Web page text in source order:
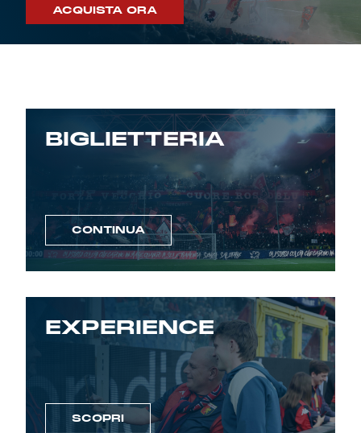
ACQUISTA ORA
BIGLIETTERIA
CONTINUA
EXPERIENCE
SCOPRI